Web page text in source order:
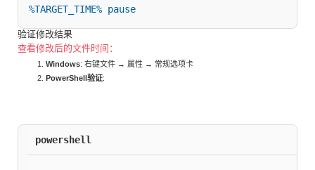
%TARGET_TIME% pause
验证修改结果
查看修改后的文件时间：
Windows: 右键文件 → 属性 → 常规选项卡
PowerShell验证:
powershell